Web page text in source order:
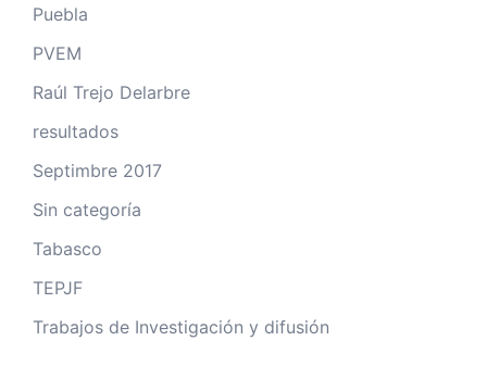
Puebla
PVEM
Raúl Trejo Delarbre
resultados
Septimbre 2017
Sin categoría
Tabasco
TEPJF
Trabajos de Investigación y difusión